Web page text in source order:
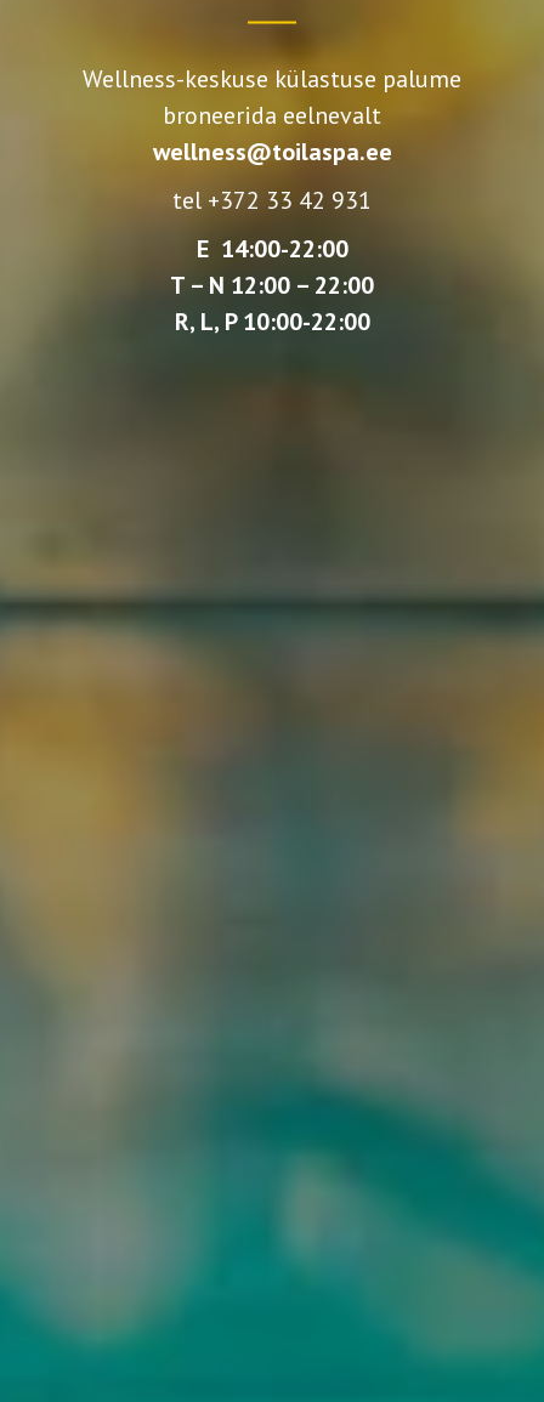
Wellness-keskuse külastuse palume
broneerida eelnevalt
wellness@toilaspa.ee
tel +372 33 42 931
E 14:00-22:00
T – N 12:00 – 22:00
R, L, P10:00-22:00